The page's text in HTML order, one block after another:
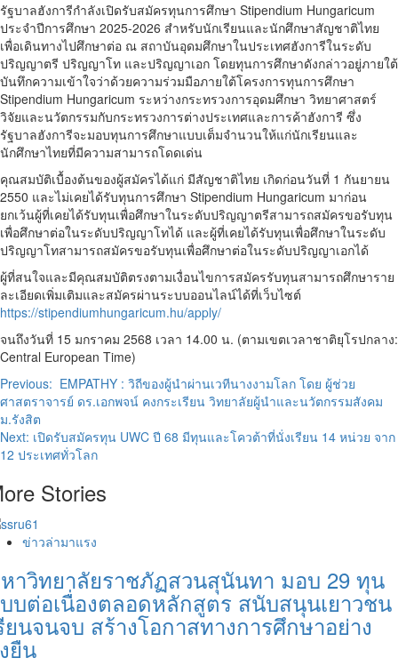
รัฐบาลฮังการีกำลังเปิดรับสมัครทุนการศึกษา Stipendium Hungaricum
ประจำปีการศึกษา 2025-2026 สำหรับนักเรียนและนักศึกษาสัญชาติไทย
เพื่อเดินทางไปศึกษาต่อ ณ สถาบันอุดมศึกษาในประเทศฮังการีในระดับ
ปริญญาตรี ปริญญาโท และปริญญาเอก โดยทุนการศึกษาดังกล่าวอยู่ภายใต้
บันทึกความเข้าใจว่าด้วยความร่วมมือภายใต้โครงการทุนการศึกษา
Stipendium Hungaricum ระหว่างกระทรวงการอุดมศึกษา วิทยาศาสตร์
วิจัยและนวัตกรรมกับกระทรวงการต่างประเทศและการค้าฮังการี ซึ่ง
รัฐบาลฮังการีจะมอบทุนการศึกษาแบบเต็มจำนวนให้แก่นักเรียนและ
นักศึกษาไทยที่มีความสามารถโดดเด่น
คุณสมบัติเบื้องต้นของผู้สมัครได้แก่ มีสัญชาติไทย เกิดก่อนวันที่ 1 กันยายน
2550 และไม่เคยได้รับทุนการศึกษา Stipendium Hungaricum มาก่อน
ยกเว้นผู้ที่เคยได้รับทุนเพื่อศึกษาในระดับปริญญาตรีสามารถสมัครขอรับทุน
เพื่อศึกษาต่อในระดับปริญญาโทได้ และผู้ที่เคยได้รับทุนเพื่อศึกษาในระดับ
ปริญญาโทสามารถสมัครขอรับทุนเพื่อศึกษาต่อในระดับปริญญาเอกได้
ผู้ที่สนใจและมีคุณสมบัติตรงตามเงื่อนไขการสมัครรับทุนสามารถศึกษาราย
ละเอียดเพิ่มเติมและสมัครผ่านระบบออนไลน์ได้ที่เว็บไซต์
https://stipendiumhungaricum.hu/apply/
จนถึงวันที่ 15 มกราคม 2568 เวลา 14.00 น. (ตามเขตเวลาชาติยุโรปกลาง:
Central European Time)
Post
navigation
Previous: EMPATHY : วิถีของผู้นำผ่านเวทีนางงามโลก โดย ผู้ช่วย
ศาสตราจารย์ ดร.เอกพจน์ คงกระเรียน วิทยาลัยผู้นำและนวัตกรรมสังคม
ม.รังสิต
Next: เปิดรับสมัครทุน UWC ปี 68 มีทุนและโควต้าที่นั่งเรียน 14 หน่วย จาก
12 ประเทศทั่วโลก
Stories
ข่าวล่ามาแรง
าวิทยาลัยราชภัฏสวนสุนันทา มอบ 29 ทุน
บต่อเนื่องตลอดหลักสูตร สนับสนุนเยาวชน
ยนจนจบ สร้างโอกาสทางการศึกษาอย่าง
ยืน